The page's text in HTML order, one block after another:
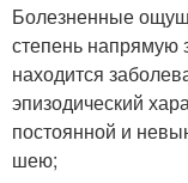
Болезненные
степень напрямую
находится
эпизодический
постоянной и
шею;